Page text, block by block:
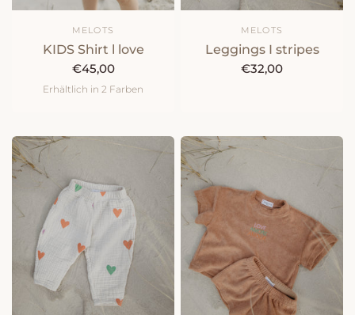
MELOTS
KIDS Shirt l love
€45,00
naturpeach
Erhältlich in 2 Farben
MELOTS
Leggings I stripes
€32,00